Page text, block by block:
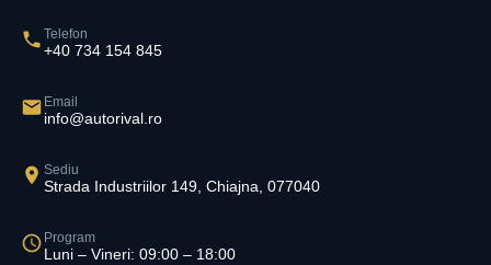
Telefon
+40 734 154 845
Email
info@autorival.ro
Sediu
Strada Industriilor 149, Chiajna, 077040
Program
Luni – Vineri: 09:00 – 18:00